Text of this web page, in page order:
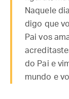
Naquele
digo que
Pai vos
do Pai e
mundo e